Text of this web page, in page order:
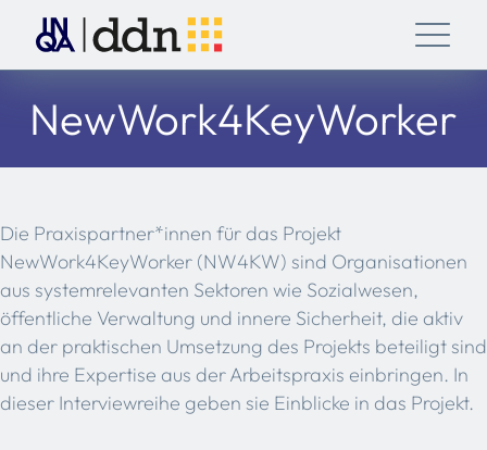
NewWork4KeyWorker
Die Praxispartner*innen für das Projekt
NewWork4KeyWorker (NW4KW) sind Organisationen
aus systemrelevanten Sektoren wie Sozialwesen,
öffentliche Verwaltung und innere Sicherheit, die aktiv
an der praktischen Umsetzung des Projekts beteiligt sind
und ihre Expertise aus der Arbeitspraxis einbringen. In
dieser Interviewreihe geben sie Einblicke in das Projekt.